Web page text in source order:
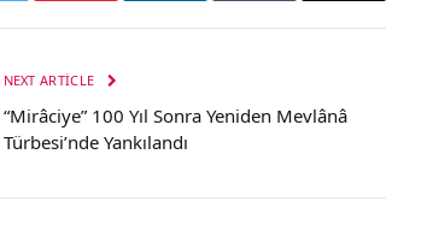
NEXT ARTICLE
“Mirâciye” 100 Yıl Sonra Yeniden Mevlânâ
Türbesi’nde Yankılandı